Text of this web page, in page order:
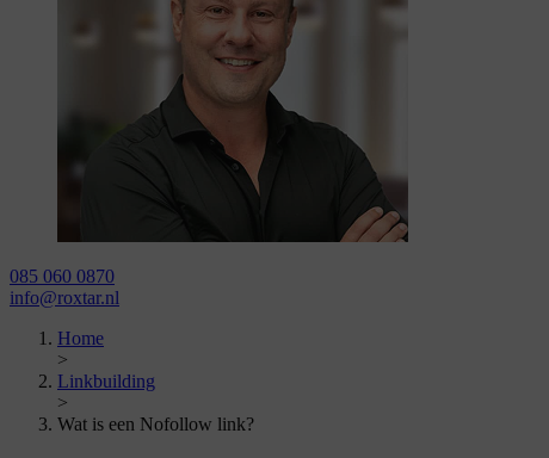
085 060 0870
info@roxtar.nl
Home
>
Linkbuilding
>
Wat is een Nofollow link?